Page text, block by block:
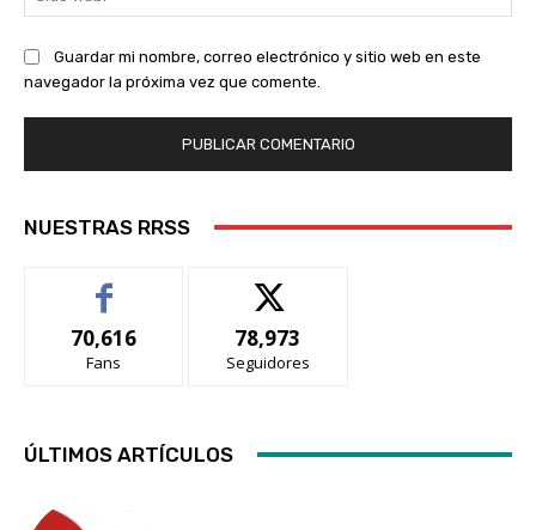
Guardar mi nombre, correo electrónico y sitio web en este
navegador la próxima vez que comente.
NUESTRAS RRSS
70,616
Fans
78,973
Seguidores
ÚLTIMOS ARTÍCULOS